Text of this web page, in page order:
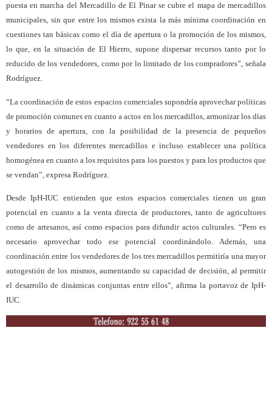
puesta en marcha del Mercadillo de El Pinar se cubre el mapa de mercadillos
municipales, sin que entre los mismos exista la más mínima coordinación en
cuestiones tan básicas como el día de apertura o la promoción de los mismos,
lo que, en la situación de El Hierro, supone dispersar recursos tanto por lo
reducido de los vendedores, como por lo limitado de los compradores”, señala
Rodríguez.
“La coordinación de estos espacios comerciales supondría aprovechar políticas
de promoción comunes en cuanto a actos en los mercadillos, armonizar los días
y horarios de apertura, con la posibilidad de la presencia de pequeños
vendedores en los diferentes mercadillos e incluso establecer una política
homogénea en cuanto a los requisitos para los puestos y para los productos que
se vendan”, expresa Rodríguez.
Desde IpH-IUC entienden que estos espacios comerciales tienen un gran
potencial en cuanto a la venta directa de productores, tanto de agricultores
como de artesanos, así como espacios para difundir actos culturales. “Pero es
necesario aprovechar todo ese potencial coordinándolo. Además, una
coordinación entre los vendedores de los tres mercadillos permitiría una mayor
autogestión de los mismos, aumentando su capacidad de decisión, al permitir
el desarrollo de dinámicas conjuntas entre ellos”, afirma la portavoz de IpH-
IUC.